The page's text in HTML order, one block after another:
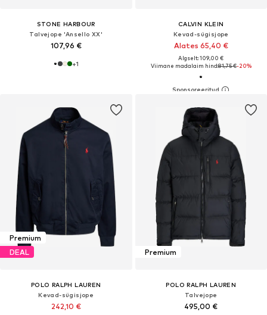
STONE HARBOUR
Talvejope 'Ansello XX'
107,96 €
+1
CALVIN KLEIN
Kevad-sügisjope
Alates 65,40 €
Algselt: 109,00 €
Viimane madalaim hind:81,75 €-20%
Premium
DEAL
POLO RALPH LAUREN
Kevad-sügisjope
242,10 €
Premium
POLO RALPH LAUREN
Talvejope
495,00 €